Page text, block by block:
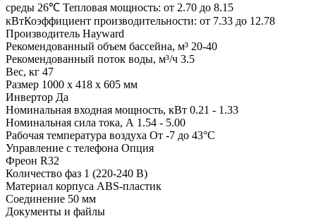
среды 26℃ Тепловая мощность: от 2.70 до 8.15
кВтКоэффициент производительности: от 7.33 до 12.78
Производитель Hayward
Рекомендованный объем бассейна, м³ 20-40
Рекомендованный поток воды, м³/ч 3.5
Вес, кг 47
Размер 1000 х 418 х 605 мм
Инвертор Да
Номинальная входная мощность, кВт 0.21 - 1.33
Номинальная сила тока, А 1.54 - 5.00
Рабочая температура воздуха От -7 до 43°C
Управление с телефона Опция
Фреон R32
Количество фаз 1 (220-240 В)
Материал корпуса ABS-пластик
Соединение 50 мм
Документы и файлы